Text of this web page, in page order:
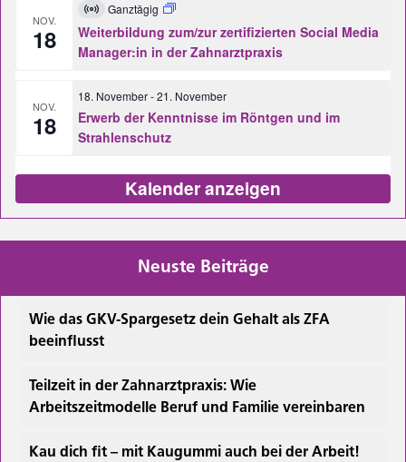
NOV.
18
Virtuell
Veranstaltung
Ganztägig
Weiterbildung zum/zur zertifizierten Social Media
Manager:in in der Zahnarztpraxis
NOV.
18
18. November-21. November
Erwerb der Kenntnisse im Röntgen und im
Strahlenschutz
Kalender anzeigen
Neuste Beiträge
Wie das GKV-Spargesetz dein Gehalt als ZFA
beeinflusst
Teilzeit in der Zahnarztpraxis: Wie
Arbeitszeitmodelle Beruf und Familie vereinbaren
Kau dich fit – mit Kaugummi auch bei der Arbeit!